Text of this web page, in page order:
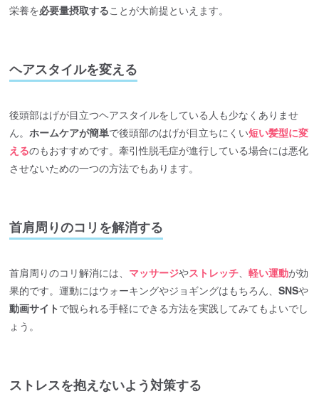
栄養を必要量摂取することが大前提といえます。
ヘアスタイルを変える
後頭部はげが目立つヘアスタイルをしている人も少なくありませ
ん。ホームケアが簡単で後頭部のはげが目立ちにくい短い髪型に変
えるのもおすすめです。牽引性脱毛症が進行している場合には悪化
させないための一つの方法でもあります。
首肩周りのコリを解消する
首肩周りのコリ解消には、 マッサージやストレッチ 、軽い運動が効
果的です。運動にはウォーキングやジョギングはもちろん、SNSや
動画サイト で観られる手軽にできる方法を実践してみてもよいでし
ょう。
ストレスを抱えないよう対策する